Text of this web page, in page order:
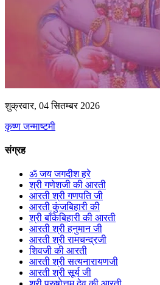
शुक्रवार, 04 सितम्बर 2026
कृष्ण जन्माष्टमी
संग्रह
ॐ जय जगदीश हरे
श्री गणेशजी की आरती
आरती श्री गणपति जी
आरती कुंजबिहारी की
श्री बाँकेबिहारी की आरती
आरती श्री हनुमान जी
आरती श्री रामचन्द्रजी
शिवजी की आरती
आरती श्री सत्यनारायणजी
आरती श्री सूर्य जी